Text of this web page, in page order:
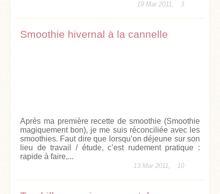
19 Mar 2011, 3
Smoothie hivernal à la cannelle
Après ma première recette de smoothie (Smoothie
magiquement bon), je me suis réconciliée avec les
smoothies. Faut dire que lorsqu’on déjeune sur son
lieu de travail / étude, c’est rudement pratique :
rapide à faire,...
13 Mar 2011, 10